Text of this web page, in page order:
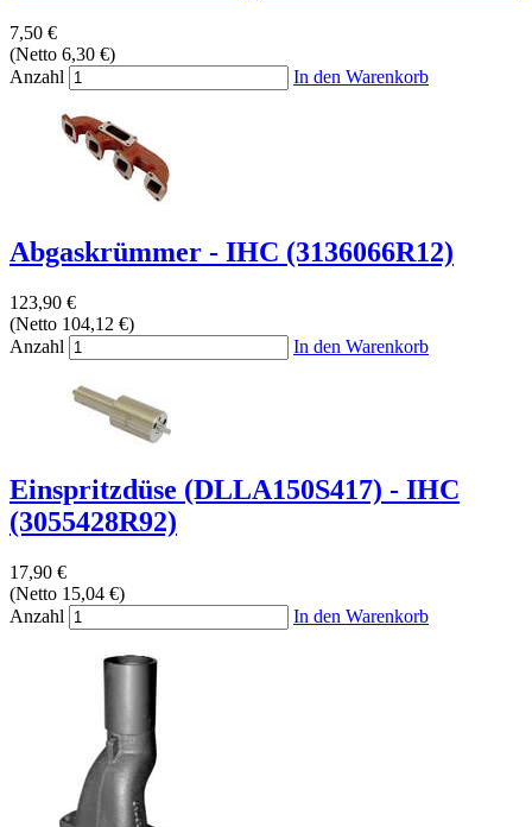
7,50 €
(Netto 6,30 €)
Anzahl
In den Warenkorb
Abgaskrümmer - IHC (3136066R12)
123,90 €
(Netto 104,12 €)
Anzahl
In den Warenkorb
Einspritzdüse (DLLA150S417) - IHC
(3055428R92)
17,90 €
(Netto 15,04 €)
Anzahl
In den Warenkorb